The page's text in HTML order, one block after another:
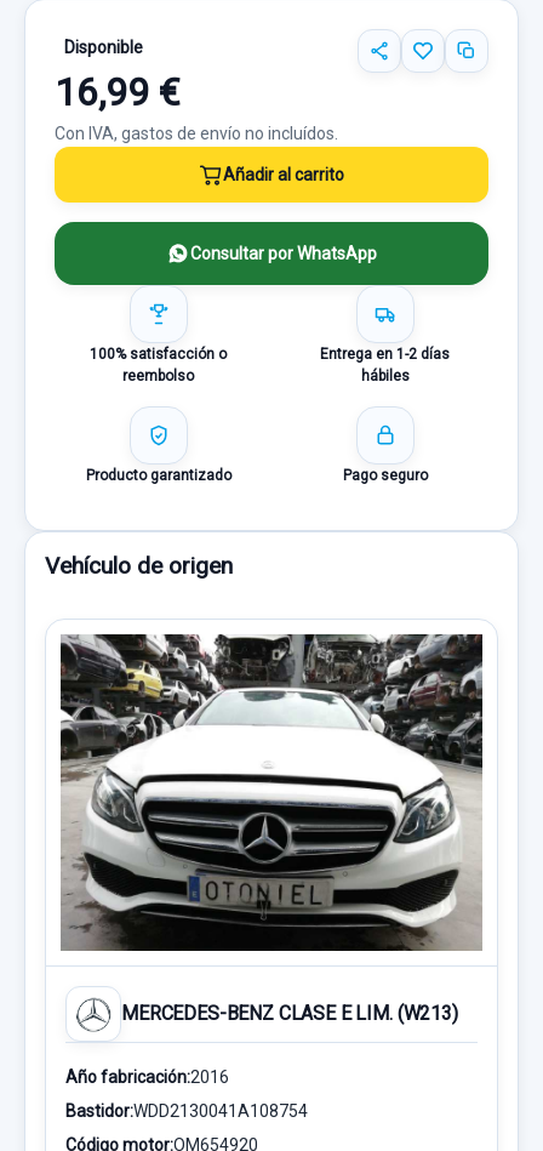
Disponible
16,99 €
Con IVA, gastos de envío no incluídos.
Añadir al carrito
Consultar por WhatsApp
100% satisfacción o
reembolso
Entrega en 1-2 días
hábiles
Producto garantizado Pago seguro
Vehículo de origen
MERCEDES-BENZ CLASE E LIM. (W213)
Año fabricación:2016
Bastidor:WDD2130041A108754
Código motor:OM654920